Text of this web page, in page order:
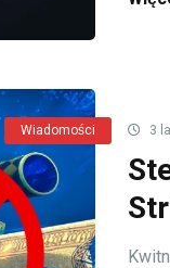
Wiadomości 3